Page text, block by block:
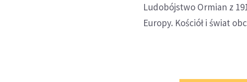
Ludobójstwo Ormian z
Europy. Kościół i świat